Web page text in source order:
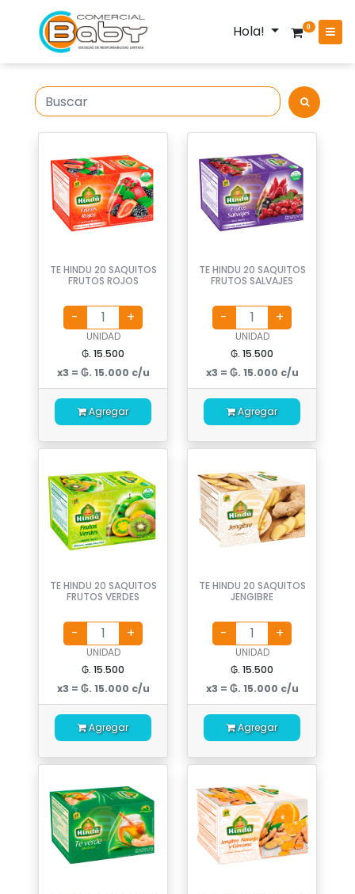
Hola! 0
TE HINDU 20 SAQUITOS
FRUTOS ROJOS
UNIDAD
₲. 15.500
x3 = ₲. 15.000 c/u
Agregar
TE HINDU 20 SAQUITOS
FRUTOS SALVAJES
UNIDAD
₲. 15.500
x3 = ₲. 15.000 c/u
Agregar
TE HINDU 20 SAQUITOS
FRUTOS VERDES
UNIDAD
₲. 15.500
x3 = ₲. 15.000 c/u
Agregar
TE HINDU 20 SAQUITOS
JENGIBRE
UNIDAD
₲. 15.500
x3 = ₲. 15.000 c/u
Agregar